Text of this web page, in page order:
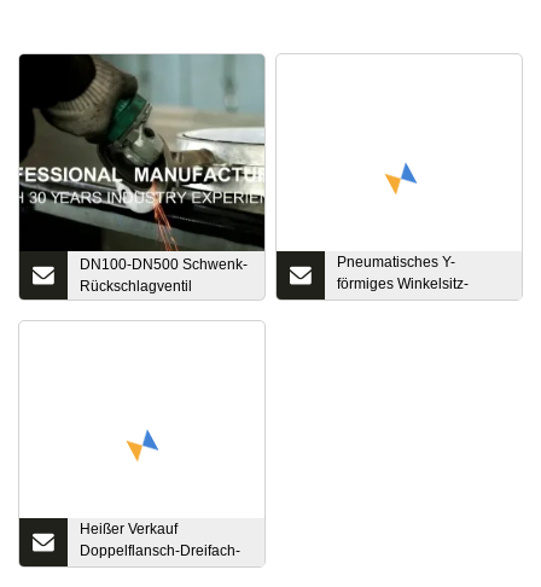
DN100-DN500 Schwenk-
Rückschlagventil
Pneumatisches Y-
förmiges Winkelsitz-
Absperrventil mit
Heißer Verkauf
Doppelflansch-Dreifach-
Offset-Absperrklappe